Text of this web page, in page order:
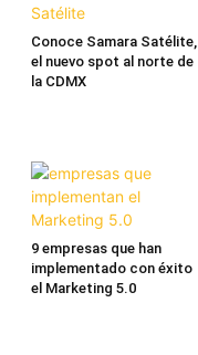
Conoce Samara Satélite,
el nuevo spot al norte de
la CDMX
9 empresas que han
implementado con éxito
el Marketing 5.0